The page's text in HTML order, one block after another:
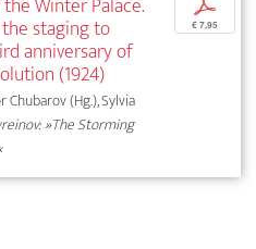
staging to
anniversary of
(1924)
Chubarov (Hg.), Sylvia
»The Storming
p
€ 7,95